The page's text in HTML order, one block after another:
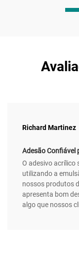
Richard Martinez
Adesão Confiável
O adesivo acrílico
utilizando a
nossos produtos
apresenta bom
algo que nossos